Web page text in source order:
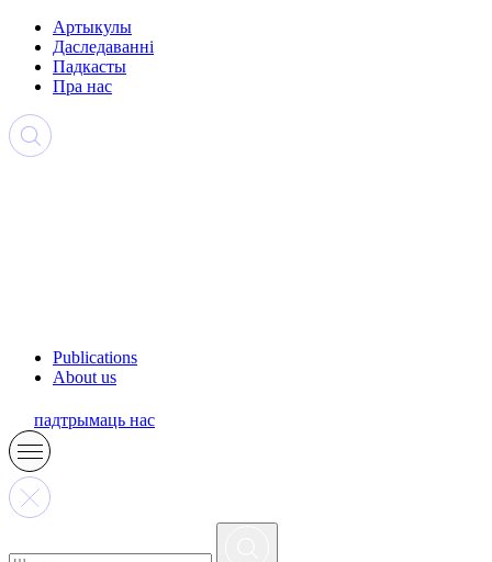
Артыкулы
Даследаванні
Падкасты
Пра нас
Publications
About us
падтрымаць нас